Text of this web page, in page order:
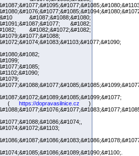
&#1087;&#1088;&#1080;
&#1082;
&#1082;&#1072;&#1082;
( https://dopravasilnice.cz )